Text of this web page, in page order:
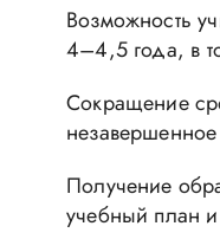
Возможность
4–4,5 года, в
Сокращение
Получение
учебный план и